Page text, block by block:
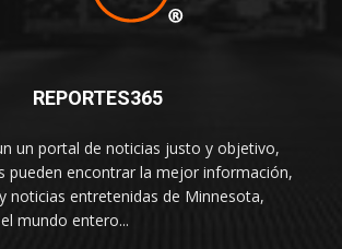
REPORTES365
un portal de noticias justo y objetivo,
pueden encontrar la mejor información,
noticias entretenidas de Minnesota,
mundo entero...